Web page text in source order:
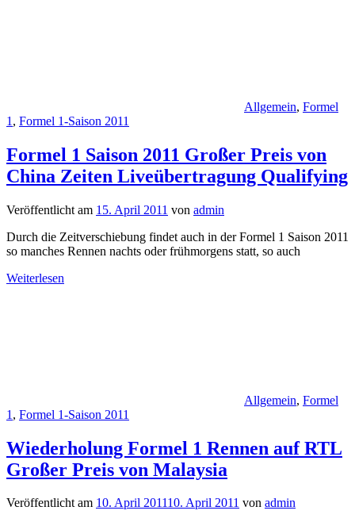
Allgemein, Formel
1 , Formel 1-Saison 2011
Formel 1 Saison 2011 Großer Preis von
China Zeiten Liveübertragung Qualifying
Veröffentlicht am 15. April 2011 von admin
Durch die Zeitverschiebung findet auch in der Formel 1 Saison 2011
so manches Rennen nachts oder frühmorgens statt, so auch
Weiterlesen
Allgemein, Formel
1 , Formel 1-Saison 2011
Wiederholung Formel 1 Rennen auf RTL
Großer Preis von Malaysia
Veröffentlicht am 10. April 201110. April 2011 von admin